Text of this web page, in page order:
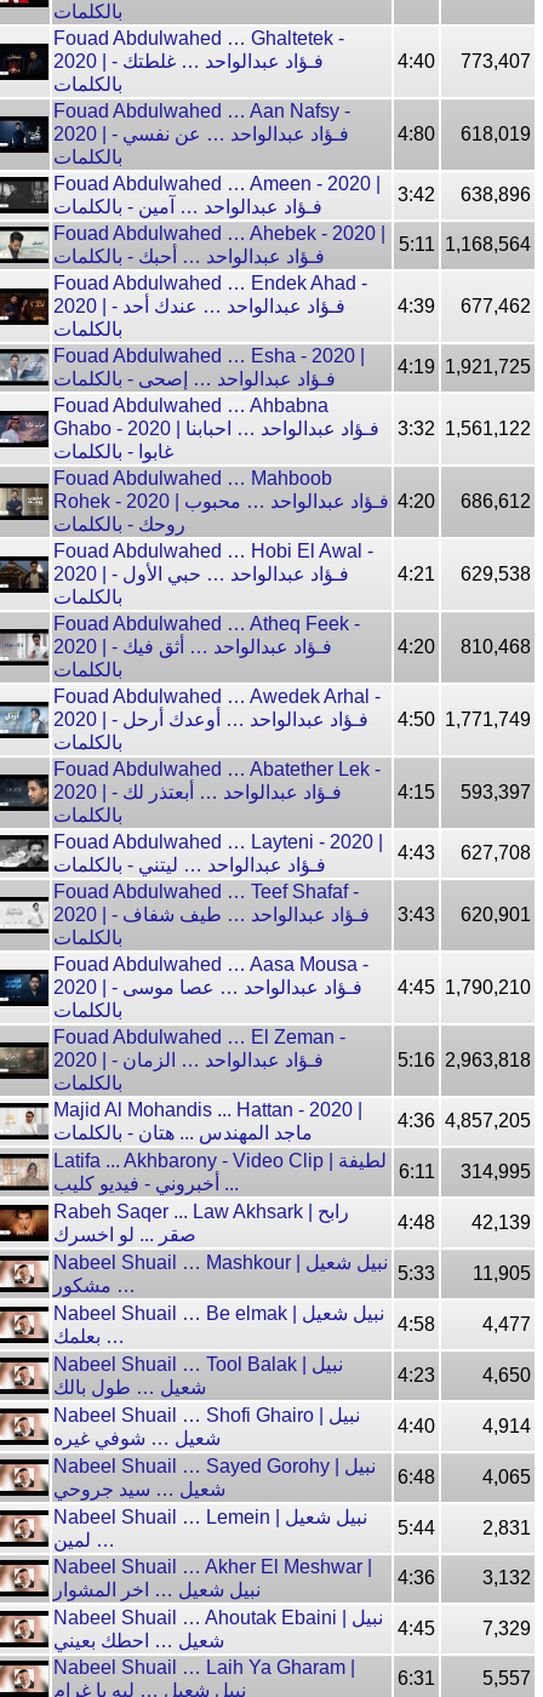
بالكلمات
Fouad Abdulwahed … Ghaltetek -
2020 | فـؤاد عبدالواحد … غلطتك -
بالكلمات
4:40 773,407
Fouad Abdulwahed … Aan Nafsy -
2020 | فـؤاد عبدالواحد … عن نفسي -
بالكلمات
4:80 618,019
Fouad Abdulwahed … Ameen - 2020 |
فـؤاد عبدالواحد … آمين - بالكلمات
3:42
638,896
Fouad Abdulwahed … Ahebek - 2020 |
فـؤاد عبدالواحد … أحبك - بالكلمات
5:11 1,168,564
Fouad Abdulwahed … Endek Ahad -
2020 | فـؤاد عبدالواحد … عندك أحد -
بالكلمات
4:39 677,462
Fouad Abdulwahed … Esha - 2020 |
فـؤاد عبدالواحد … إصحى - بالكلمات
4:19 1,921,725
Fouad Abdulwahed … Ahbabna
Ghabo - 2020 | فـؤاد عبدالواحد … احبابنا
غابوا - بالكلمات
3:32 1,561,122
Fouad Abdulwahed … Mahboob
Rohek - 2020 | فـؤاد عبدالواحد … محبوب
روحك - بالكلمات
4:20 686,612
Fouad Abdulwahed … Hobi El Awal -
2020 | فـؤاد عبدالواحد … حبي الأول -
بالكلمات
4:21 629,538
Fouad Abdulwahed … Atheq Feek -
2020 | فـؤاد عبدالواحد … أثق فيك -
بالكلمات
4:20 810,468
Fouad Abdulwahed … Awedek Arhal -
2020 | فـؤاد عبدالواحد … أوعدك أرحل -
بالكلمات
4:50 1,771,749
Fouad Abdulwahed … Abatether Lek -
2020 | فـؤاد عبدالواحد … أبعتذر لك -
بالكلمات
4:15 593,397
Fouad Abdulwahed … Layteni - 2020 |
فـؤاد عبدالواحد … ليتني - بالكلمات
4:43
627,708
Fouad Abdulwahed … Teef Shafaf -
2020 | فـؤاد عبدالواحد … طيف شفاف -
بالكلمات
3:43 620,901
Fouad Abdulwahed … Aasa Mousa -
2020 | فـؤاد عبدالواحد … عصا موسى -
بالكلمات
4:45 1,790,210
Fouad Abdulwahed … El Zeman -
2020 | فـؤاد عبدالواحد … الزمان -
بالكلمات
5:16 2,963,818
Majid Al Mohandis ... Hattan - 2020 |
ماجد المهندس ... هتان - بالكلمات
4:36 4,857,205
Latifa ... Akhbarony - Video Clip | لطيفة
... أخبروني - فيديو كليب
6:11
314,995
Rabeh Saqer ... Law Akhsark | رابح
صقر ... لو اخسرك
4:48
42,139
Nabeel Shuail … Mashkour | نبيل شعيل
… مشكور
5:33
11,905
Nabeel Shuail … Be elmak | نبيل شعيل
… بعلمك
4:58
4,477
Nabeel Shuail … Tool Balak | نبيل
شعيل … طول بالك
4:23
4,650
Nabeel Shuail … Shofi Ghairo | نبيل
شعيل … شوفي غيره
4:40
4,914
Nabeel Shuail … Sayed Gorohy | نبيل
شعيل … سيد جروحي
6:48
4,065
Nabeel Shuail … Lemein | نبيل شعيل
… لمين
5:44
2,831
Nabeel Shuail … Akher El Meshwar |
نبيل شعيل … اخر المشوار
4:36
3,132
Nabeel Shuail … Ahoutak Ebaini | نبيل
شعيل … احطك بعيني
4:45
7,329
Nabeel Shuail … Laih Ya Gharam |
نبيل شعيل … ليه يا غرام
6:31 5,557